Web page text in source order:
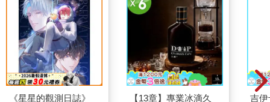
（Breaking the Age Code）》的作者耶魯大學貝卡．雷維
（Becca Levy）教授及其研究團隊，針對660 名壯年期美國人進
行長達23 年的追蹤研究，發現對老年抱持正面態度的人，比抱持
負面態度的人多活7.5 年。對老化抱持負面態度的人，血液中的壓
力荷爾蒙數值較高，這樣的態度會使壽命縮短7.5 年，其效果相當
於在有生之年每天吸一包菸。
許多人似乎認為老化應該要避免或加以擺脫。其實我經常收到各
《星星的觀測日誌》
【13章】專業冰滴久
吉